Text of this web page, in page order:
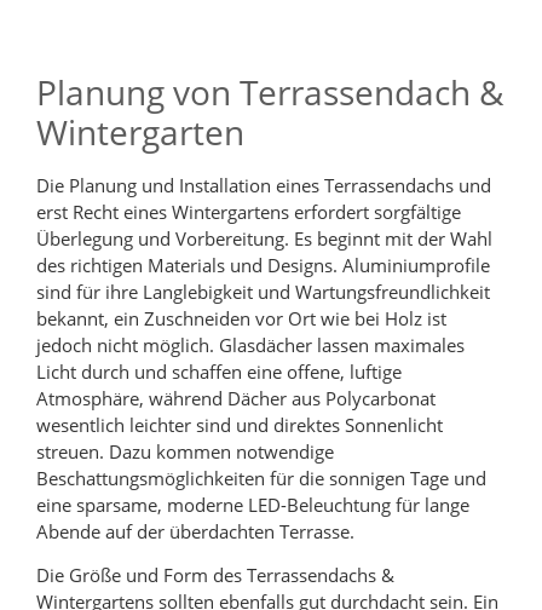
Planung von Terrassendach &
Wintergarten
Die Planung und Installation eines Terrassendachs und
erst Recht eines Wintergartens erfordert sorgfältige
Überlegung und Vorbereitung. Es beginnt mit der Wahl
des richtigen Materials und Designs. Aluminiumprofile
sind für ihre Langlebigkeit und Wartungsfreundlichkeit
bekannt, ein Zuschneiden vor Ort wie bei Holz ist
jedoch nicht möglich. Glasdächer lassen maximales
Licht durch und schaffen eine offene, luftige
Atmosphäre, während Dächer aus Polycarbonat
wesentlich leichter sind und direktes Sonnenlicht
streuen. Dazu kommen notwendige
Beschattungsmöglichkeiten für die sonnigen Tage und
eine sparsame, moderne LED-Beleuchtung für lange
Abende auf der überdachten Terrasse.
Die Größe und Form des Terrassendachs &
Wintergartens sollten ebenfalls gut durchdacht sein. Ein